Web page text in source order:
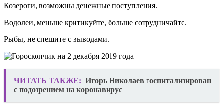
Козероги, возможны денежные поступления.
Водолеи, меньше критикуйте, больше сотрудничайте.
Рыбы, не спешите с выводами.
ЧИТАТЬ ТАКЖЕ: Игорь Николаев госпитализирован
с подозрением на коронавирус